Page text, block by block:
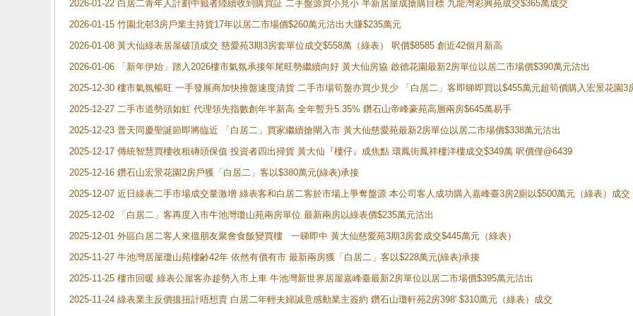
2026-01-22 白居二青年人計劃中籤者陸續收到購買証 二手盤源買小見小 半新居屋成搶購目標 九龍灣彩興苑成交$365萬成交
2026-01-15 竹園北邨3房戶業主持貨17年以居二市場價$260萬元沽出大賺$235萬元
2026-01-08 黃大仙綠表居屋破頂成交 慈愛苑3期3房套單位成交$558萬（綠表） 呎價$8585 創近42個月新高
2026-01-06 「新年伊始」踏入2026樓市氣氛承接年尾旺勢繼續向好 黃大仙房協 啟德花園最新2房單位以居二市場價$390萬元沽出
2025-12-30 樓市氣氛暢旺 一手發展商加快推盤速度清貨 二手市場筍盤亦買少見少 「白居二」客即睇即買以$455萬元超筍價購入宏景花園3
2025-12-27 二手市道勢頭如虹 代理領先指數創年半新高 全年暫升5.35% 鑽石山帝峰豪苑高層兩房$645萬易手
2025-12-23 普天同慶聖誕節即將臨近 「白居二」買家繼續搶閘入市 黃大仙慈愛苑最新2房單位以居二市場價$338萬元沽出
2025-12-17 傳統智慧買樓收租磚頭保值 投資者四出掃貨 黃大仙『樓仔』成焦點 環鳳街鳳祥樓洋樓成交$349萬 呎價僅@6439
2025-12-16 鑽石山宏景花園2房戶獲「白居二」客以$380萬元(綠表)承接
2025-12-07 近日綠表二手市場成交量激增 綠表客和白居二客於市場上爭奪盤源 本公司客人成功購入嘉峰臺3房2廁以$500萬元（綠表）成交
2025-12-02 「白居二」客再度入市牛池灣瓊山苑兩房單位 最新兩房以綠表價$235萬元沽出
2025-12-01 外區白居二客人來搵朋友聚會食飯變買樓 一睇即中 黃大仙慈愛苑3期3房套成交$445萬元（綠表）
2025-11-27 牛池灣居屋瓊山苑樓齢42年 依然有價有市 最新兩房獲「白居二」客以$228萬元(綠表)承接
2025-11-25 樓市回暖 綠表公屋客亦趁勢入市上車 牛池灣新世界居屋嘉峰臺最新2房單位以居二市場價$395萬元沽出
2025-11-24 綠表業主反價搵扭計唔想賣 白居二年輕夫婦誠意感動業主簽約 鑽石山瓊軒苑2房398' $310萬元（綠表）成交